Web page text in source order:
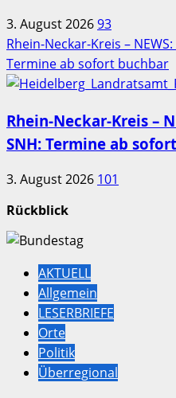
3. August 202693
Rhein-Neckar-Kreis –
Termine ab sofort buchbar
Rhein-Neckar-Kreis –
SNH: Termine ab
3. August 2026 101
Rückblick
AKTUELL
Allgemein
LESERBRIEFE
Orte
Politik
Überregional